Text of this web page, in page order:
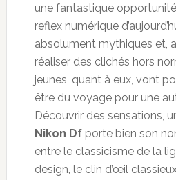
une fantastique
reflex numérique
absolument mythiques et,
réaliser des clichés hors
jeunes, quant à eux, vont
être du voyage pour une
Découvrir des sensations,
Nikon Dfporte bien son
entre le classicisme de la
design, le clin d’œil